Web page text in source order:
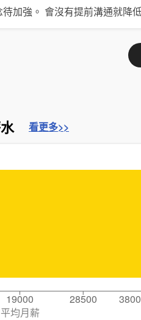
加強。 會沒有提前溝通就降
看更多>>
19000 28500
平均月薪